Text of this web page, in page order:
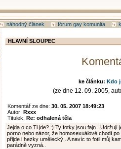
náhodný článek fórum gay komunita
HLAVNÍ SLOUPEC
ke článku: Kdo
(ze dne 12. 09. 2005,
Komentář ze dne: 30. 05. 2007 18:49:23
Autor: Rxxx
Titulek: Re: odhalená těla
Jejda o co Ti jde? :) Ty fotky jsou fajn.. Udržují
porno nebo názor, že homosexuálové chodí
přijde i hezky umělecký.. A navíc to fotil můj
parádně vyzná..